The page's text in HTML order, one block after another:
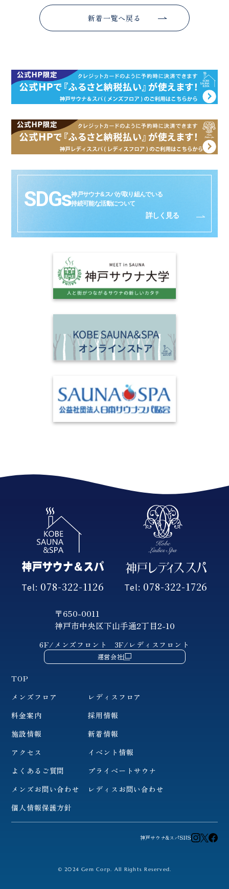
新着一覧へ戻る
SDGs神戸サウナ&スパが取り組んでいる
持続可能な活動について
詳しく見る
Tel: 078-322-1126 Tel: 078-322-1726
〒650-0011
神戸市中央区下山手通2丁目2-10
6F/メンズフロント 3F/レディスフロント
運営会社
TOP
メンズフロア
料金案内
施設情報
アクセス
よくあるご質問
メンズお問い合わせ
個人情報保護方針
レディスフロア
採用情報
新着情報
イベント情報
プライベートサウナ
レディスお問い合わせ
神戸サウナ&スパSNS
© 2024 Gem Corp. All Rights Reserved.